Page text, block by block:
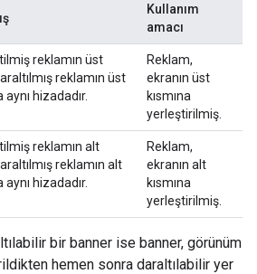
Kullanım
amacı
reklamın üst
reklamın üst
aynı hizadadır.
Reklam,
ekranın üst
kısmına
yerleştirilmiş.
reklamın alt
reklamın alt
aynı hizadadır.
Reklam,
ekranın alt
kısmına
yerleştirilmiş.
bir banner ise banner, görünüm
hemen sonra daraltılabilir yer